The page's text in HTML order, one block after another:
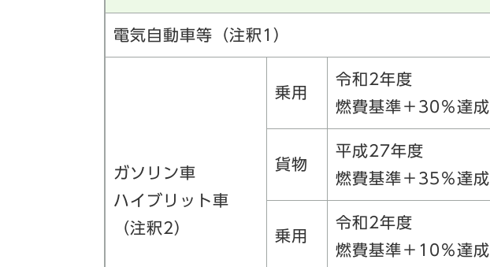
電気自動車等（注釈1）
ガソリン車
ハイブリット車
（注釈2）
乗用
令和2年度
燃費基準＋30％達成
貨物
平成27年度
燃費基準＋35％達成
乗用
令和2年度
燃費基準＋10％達成